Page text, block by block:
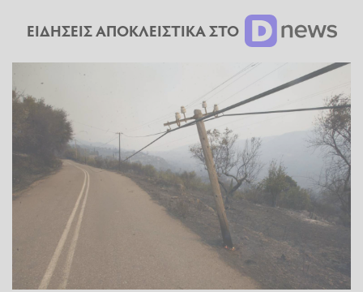
ΕΙΔΗΣΕΙΣ ΑΠΟΚΛΕΙΣΤΙΚΑ ΣΤΟ